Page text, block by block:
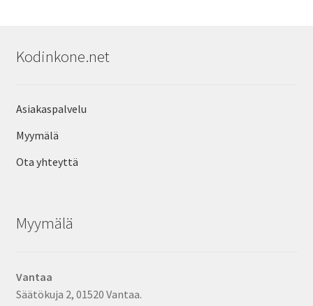
Kodinkone.net
Asiakaspalvelu
Myymälä
Ota yhteyttä
Myymälä
Vantaa
Säätökuja 2, 01520 Vantaa.